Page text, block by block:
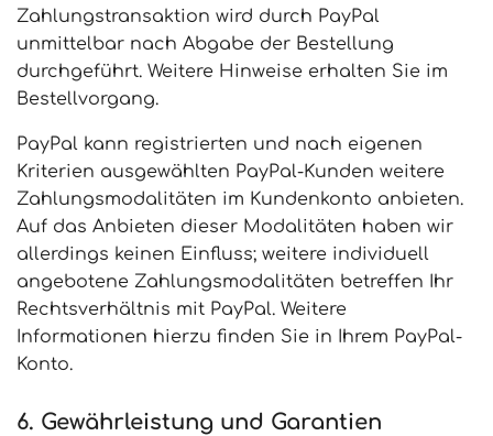
Zahlungstransaktion wird durch PayPal
unmittelbar nach Abgabe der Bestellung
durchgeführt. Weitere Hinweise erhalten Sie im
Bestellvorgang.
PayPal kann registrierten und nach eigenen
Kriterien ausgewählten PayPal-Kunden weitere
Zahlungsmodalitäten im Kundenkonto anbieten.
Auf das Anbieten dieser Modalitäten haben wir
allerdings keinen Einfluss; weitere individuell
angebotene Zahlungsmodalitäten betreffen Ihr
Rechtsverhältnis mit PayPal. Weitere
Informationen hierzu finden Sie in Ihrem PayPal-
Konto.
6. Gewährleistung und Garantien​​​​​​​